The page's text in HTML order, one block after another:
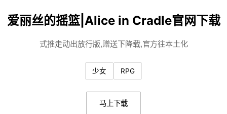
爱丽丝的摇篮|Alice in Cradle官网下载
式推走动出放行版,赠送下降载,官方往本土化
少女 RPG
马上下载